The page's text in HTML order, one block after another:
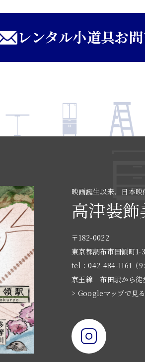
レンタル小道具お
映画誕生以来、日本
高津装
〒182-0022
東京都調布市国領町1-
tel：042-484-1161（
京王線 布田駅から徒
> Googleマップで見る